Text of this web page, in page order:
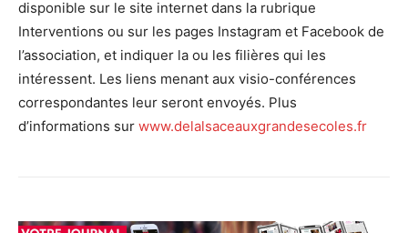
disponible sur le site internet dans la rubrique
Interventions ou sur les pages Instagram et Facebook de
l’association, et indiquer la ou les filières qui les
intéressent. Les liens menant aux visio-conférences
correspondantes leur seront envoyés. Plus
d’informations sur www.delalsaceauxgrandesecoles.fr